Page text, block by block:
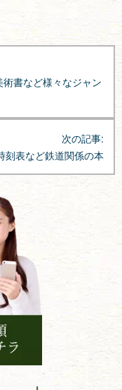
書など様々なジャン
次の記事:
刻表など鉄道関係の本